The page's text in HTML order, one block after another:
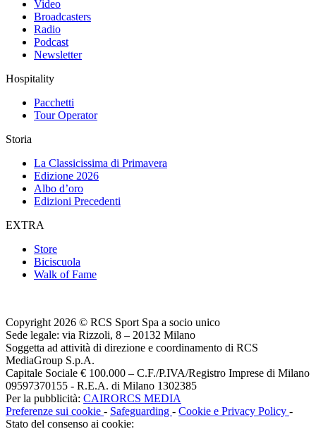
Video
Broadcasters
Radio
Podcast
Newsletter
Hospitality
Pacchetti
Tour Operator
Storia
La Classicissima di Primavera
Edizione 2026
Albo d’oro
Edizioni Precedenti
EXTRA
Store
Biciscuola
Walk of Fame
Copyright 2026 © RCS Sport Spa a socio unico
Sede legale: via Rizzoli, 8 – 20132 Milano
Soggetta ad attività di direzione e coordinamento di RCS
MediaGroup S.p.A.
Capitale Sociale € 100.000 – C.F./P.IVA/Registro Imprese di Milano
09597370155 - R.E.A. di Milano 1302385
Per la pubblicità: CAIRORCS MEDIA
Preferenze sui cookie - Safeguarding - Cookie e Privacy Policy -
Stato del consenso ai cookie: